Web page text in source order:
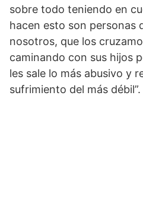
sobre todo teniendo en
hacen esto son personas
nosotros, que los
caminando con sus hijos
les sale lo más abusivo y
sufrimiento del más débil”.